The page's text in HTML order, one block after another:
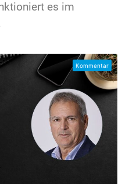
es im